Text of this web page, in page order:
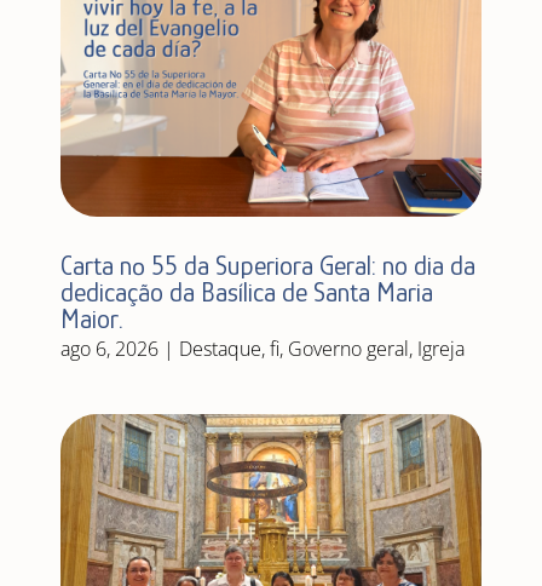
Carta nº 55 da Superiora Geral: no dia da
dedicação da Basílica de Santa Maria
Maior.
ago 6, 2026| Destaque,fi, Governo geral, Igreja